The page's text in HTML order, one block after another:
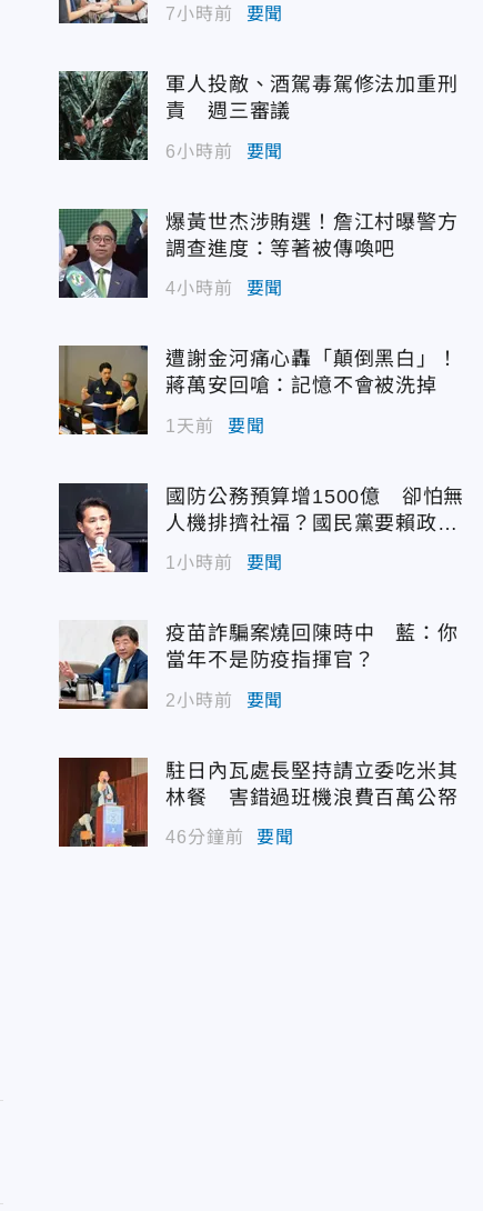
7小時前 要聞
軍人投敵、酒駕毒駕修法加重刑
責 週三審議
6小時前 要聞
爆黃世杰涉賄選！詹江村曝警方
調查進度：等著被傳喚吧
4小時前 要聞
遭謝金河痛心轟「顛倒黑白」！
蔣萬安回嗆：記憶不會被洗掉
1天前 要聞
國防公務預算增1500億 卻怕無
人機排擠社福？國民黨要賴政府
說實話
1小時前 要聞
疫苗詐騙案燒回陳時中 藍：你
當年不是防疫指揮官？
2小時前 要聞
駐日內瓦處長堅持請立委吃米其
林餐 害錯過班機浪費百萬公帑
46分鐘前 要聞